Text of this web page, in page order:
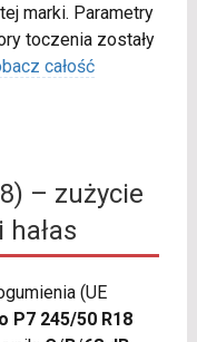
marki. Parametry
toczenia zostały
całość
– zużycie
(UE
P7 245/50 R18